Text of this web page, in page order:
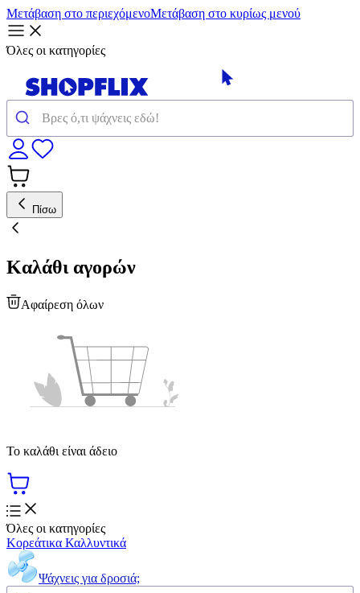
Μετάβαση στο περιεχόμενοΜετάβαση στο κυρίως μενού
Όλες οι κατηγορίες
Πίσω
Καλάθι αγορών
Αφαίρεση όλων
Το καλάθι είναι άδειο
Όλες οι κατηγορίες
Κορεάτικα Καλλυντικά
Ψάχνεις για δροσιά;